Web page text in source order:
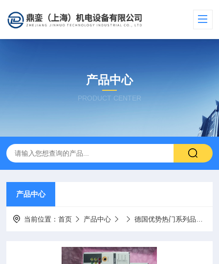
产品中心
PRODUCT CENTER
产品中心
当前位置：首页 产品中心 德国优势热门系列品牌